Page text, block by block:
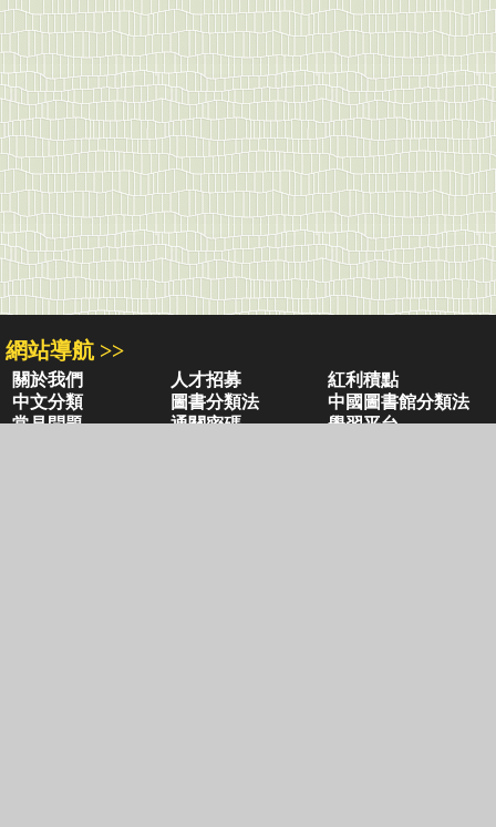
網站導航 >>
關於我們 人才招募
紅利積點
中文分類
圖書分類法
中國圖書館分類法
常見問題
通關密碼
學習平台